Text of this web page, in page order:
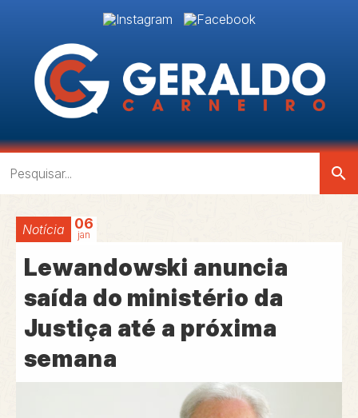
search
Notícia 06
jan
Lewandowski anuncia
saída do ministério da
Justiça até a próxima
semana